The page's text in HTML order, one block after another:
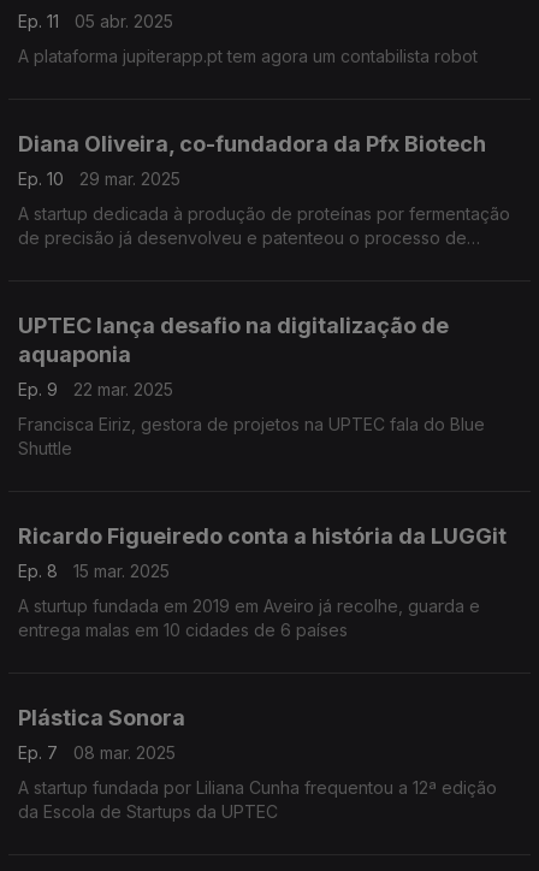
Ep. 11
05 abr. 2025
A plataforma jupiterapp.pt tem agora um contabilista robot
Diana Oliveira, co-fundadora da Pfx Biotech
Ep. 10
29 mar. 2025
A startup dedicada à produção de proteínas por fermentação
de precisão já desenvolveu e patenteou o processo de
UPTEC lança desafio na digitalização de
aquaponia
Ep. 9
22 mar. 2025
Francisca Eiriz, gestora de projetos na UPTEC fala do Blue
Shuttle
Ricardo Figueiredo conta a história da LUGGit
Ep. 8
15 mar. 2025
A sturtup fundada em 2019 em Aveiro já recolhe, guarda e
entrega malas em 10 cidades de 6 países
Plástica Sonora
Ep. 7
08 mar. 2025
A startup fundada por Liliana Cunha frequentou a 12ª edição
da Escola de Startups da UPTEC